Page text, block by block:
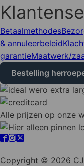
Betaalmethodes
& annuleerbeleid
garantieMaatwerk/
Bestelling
Alle prijzen op onze
Copyright © 2026